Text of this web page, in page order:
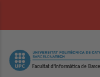
Image